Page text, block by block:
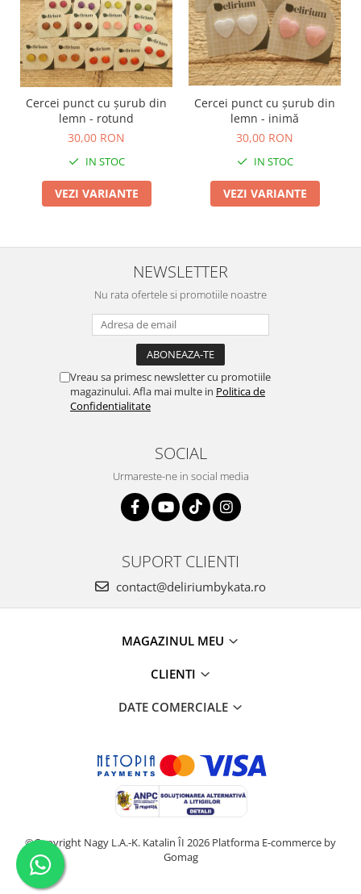
Cercei punct cu șurub din
lemn - rotund
30,00 RON
IN STOC
VEZI VARIANTE
Cercei punct cu șurub din
lemn - inimă
30,00 RON
IN STOC
VEZI VARIANTE
NEWSLETTER
Nu rata ofertele si promotiile noastre
Vreau sa primesc newsletter cu promotiile
magazinului. Afla mai multe in Politica de
Confidentialitate
SOCIAL
Urmareste-ne in social media
SUPORT CLIENTI
contact@deliriumbykata.ro
MAGAZINUL MEU
CLIENTI
DATE COMERCIALE
©Copyright Nagy L.A.-K. Katalin ÎI 2026 Platforma E-commerce by
Gomag